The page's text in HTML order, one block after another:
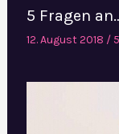
5 Fragen
12. August 2018 /